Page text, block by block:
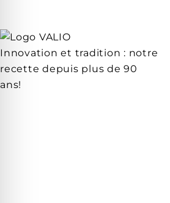
Innovation et tradition : notre
recette depuis plus de 90
ans!